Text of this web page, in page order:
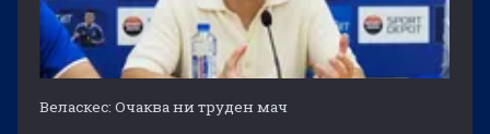
Веласкес: Очаква ни труден мач